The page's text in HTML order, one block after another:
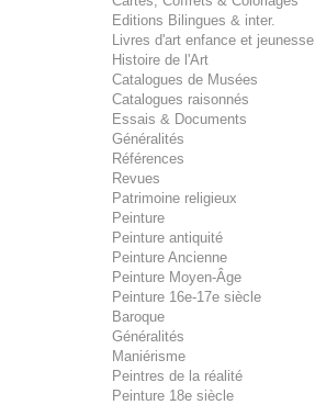
Editions Bilingues & inter.
Livres d'art enfance et jeunesse
Histoire de l'Art
Catalogues de Musées
Catalogues raisonnés
Essais & Documents
Généralités
Références
Revues
Patrimoine religieux
Peinture
Peinture antiquité
Peinture Ancienne
Peinture Moyen-Âge
Peinture 16e-17e siècle
Baroque
Généralités
Maniérisme
Peintres de la réalité
Peinture 18e siècle